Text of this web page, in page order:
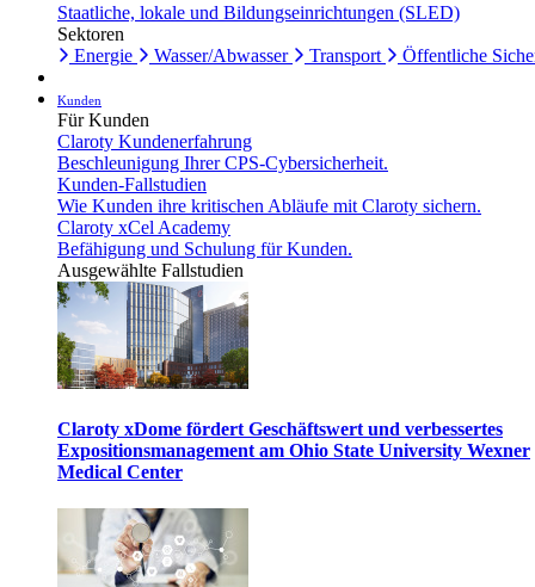
Staatliche, lokale und Bildungseinrichtungen (SLED)
Sektoren
Energie
Wasser/Abwasser Transport Öffentliche
Kunden
Für Kunden
Claroty Kundenerfahrung
Beschleunigung Ihrer CPS-Cybersicherheit.
Kunden-Fallstudien
Wie Kunden ihre kritischen Abläufe mit Claroty sichern.
Claroty xCel Academy
Befähigung und Schulung für Kunden.
Ausgewählte Fallstudien
Claroty xDome fördert Geschäftswert und verbessertes
Expositionsmanagement am Ohio State University Wexner
Medical Center